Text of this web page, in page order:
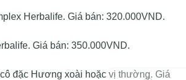
Herbalife. Giá bán: 320.000VND.
Giá bán: 350.000VND.
đặc Hương xoài hoặc vị thường. Giá